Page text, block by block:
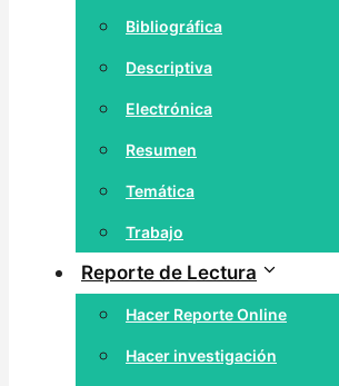
Bibliográfica
Descriptiva
Electrónica
Resumen
Temática
Trabajo
Reporte de Lectura
Hacer Reporte Online
Hacer investigación